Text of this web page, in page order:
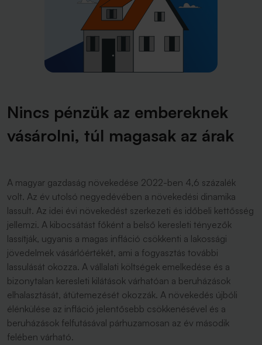
Nincs pénzük az embereknek
vásárolni, túl magasak az árak
A magyar gazdaság növekedése 2022-ben 4,6 százalék
volt. Az év utolsó negyedévében a növekedési dinamika
lassult. Az idei évi növekedést szerkezeti és időbeli kettősség
jellemzi. A kibocsátást főként a belső keresleti tényezők
lassítják, ugyanis a magas infláció csökkenti a lakossági
jövedelmek vásárlóértékét, ami a fogyasztás további
lassulását okozza. A vállalati költségek emelkedése és a
bizonytalan keresleti kilátások várhatóan a beruházások
elhalasztását, átütemezését okozzák. A növekedés újbóli
élénkülése az infláció jelentősebb csökkenésével és a
beruházások felfutásával párhuzamosan az év második
felében várható.